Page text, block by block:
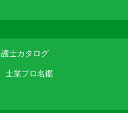
士カタログ
士業プロ名鑑